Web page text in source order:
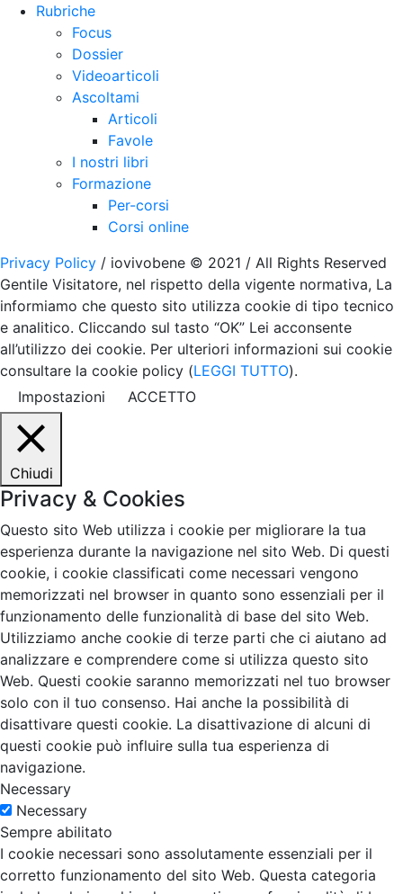
Rubriche
Focus
Dossier
Videoarticoli
Ascoltami
Articoli
Favole
I nostri libri
Formazione
Per-corsi
Corsi online
Privacy Policy / iovivobene © 2021 / All Rights Reserved
Gentile Visitatore, nel rispetto della vigente normativa, La
informiamo che questo sito utilizza cookie di tipo tecnico
e analitico. Cliccando sul tasto “OK” Lei acconsente
all’utilizzo dei cookie. Per ulteriori informazioni sui cookie
consultare la cookie policy (LEGGI TUTTO).
Impostazioni
ACCETTO
Chiudi
Privacy & Cookies
Questo sito Web utilizza i cookie per migliorare la tua
esperienza durante la navigazione nel sito Web. Di questi
cookie, i cookie classificati come necessari vengono
memorizzati nel browser in quanto sono essenziali per il
funzionamento delle funzionalità di base del sito Web.
Utilizziamo anche cookie di terze parti che ci aiutano ad
analizzare e comprendere come si utilizza questo sito
Web. Questi cookie saranno memorizzati nel tuo browser
solo con il tuo consenso. Hai anche la possibilità di
disattivare questi cookie. La disattivazione di alcuni di
questi cookie può influire sulla tua esperienza di
navigazione.
Necessary
Necessary
Sempre abilitato
I cookie necessari sono assolutamente essenziali per il
corretto funzionamento del sito Web. Questa categoria